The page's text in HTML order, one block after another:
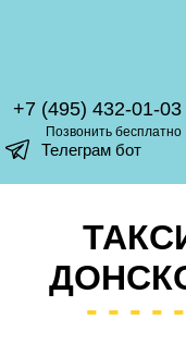
+7 (495) 432-01-03
Позвонить бесплатно
Телеграм бот